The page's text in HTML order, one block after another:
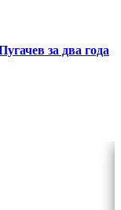
за два года